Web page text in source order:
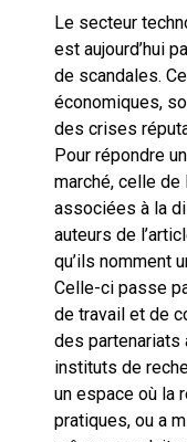
Le secteur
est aujourd’hui
de scandales.
économiques,
des crises
Pour répondre
marché, celle de
associées à la
auteurs de
qu’ils nomment
Celle-ci passe
de travail et de
des partenariats
instituts de
un espace où la
pratiques, ou a